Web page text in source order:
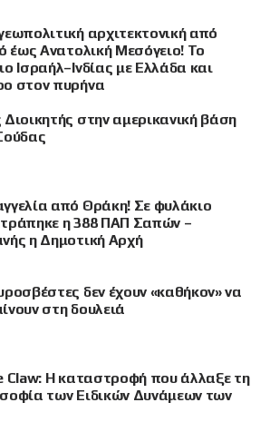
αρχιτεκτονική από
έως Ανατολική Μεσόγειο! Το
Ισραήλ–Ινδίας με Ελλάδα και
στον πυρήνα
Διοικητής στην αμερικανική βάση
από Θράκη! Σε φυλάκιο
η 388 ΠΑΠ Σαπών –
η Δημοτική Αρχή
δεν έχουν «καθήκον» να
στη δουλειά
Claw: Η καταστροφή που άλλαξε τη
των Ειδικών Δυνάμεων των